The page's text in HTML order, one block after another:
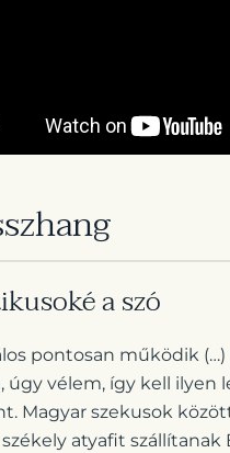
a szó
pontosan működik
úgy vélem, így kell ilyen
Magyar szekusok
atyafit